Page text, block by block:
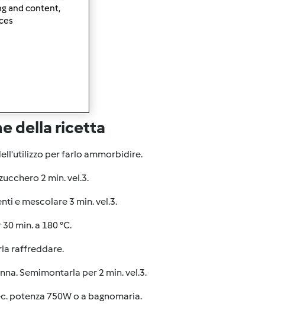
della ricetta
per farlo ammorbidire.
2 min. vel.3.
e mescolare 3 min. vel.3.
min. a 180 °C.
raffreddare.
Semimontarla per 2 min. vel.3.
potenza 750W o a bagnomaria.
and content,